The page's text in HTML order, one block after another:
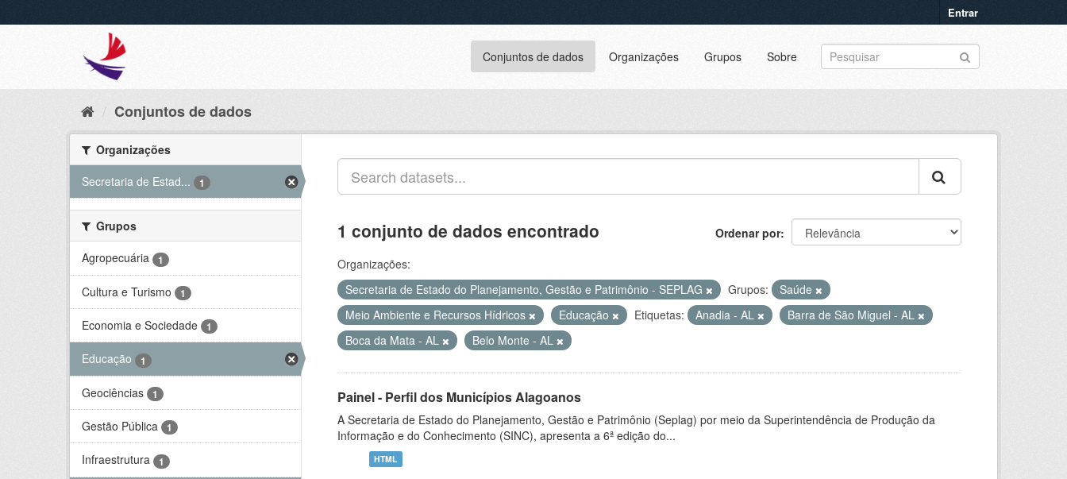
Entrar
Conjuntos de dados Organizações Grupos Sobre
Conjuntos de dados
Organizações
Secretaria de Estad...
1
Grupos
Agropecuária
1
Cultura e Turismo 1
Economia e Sociedade 1
Educação 1
Geociências 1
Gestão Pública 1
Infraestrutura 1
Ordenar por
1 conjunto de dados encontrado
Organizações:
Secretaria de Estado do Planejamento, Gestão e Patrimônio - SEPLAG
Grupos:
Saúde
Meio Ambiente e Recursos Hídricos
Educação Etiquetas: Anadia - AL
Barra de São Miguel - AL
Boca da Mata - AL
Belo Monte - AL
Painel - Perfil dos Municípios Alagoanos
A Secretaria de Estado do Planejamento, Gestão e Patrimônio (Seplag) por meio da Superintendência de Produção da
Informação e do Conhecimento (SINC), apresenta a 6ª edição do...
HTML